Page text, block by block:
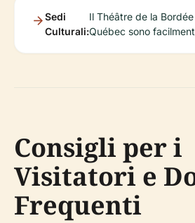
Sedi
Culturali:
Il Théâtre de la
Québec sono
Consigli per i
Visitatori e
Frequenti